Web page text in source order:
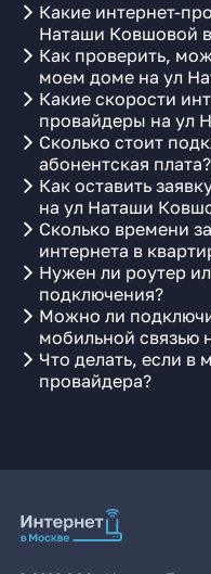
Какие интернет-
Наташи Ковшовой
Как проверить,
моем доме на ул
Какие скорости
провайдеры на ул
Сколько стоит
абонентская плата?
Как оставить
на ул Наташи
Сколько времени
интернета в
Нужен ли роутер
подключения?
Можно ли
мобильной связью
Что делать, если в
провайдера?